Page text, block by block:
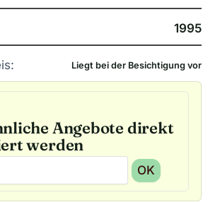
1995
Liegt bei der Besichtigung vor
Angebote direkt
werden
OK